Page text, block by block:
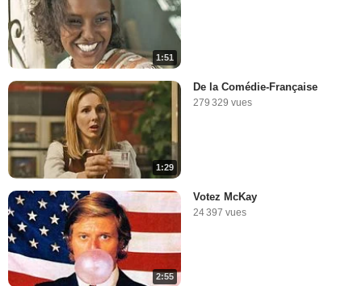
1:51
1:29
De la Comédie-Française
279 329 vues
2:55
Votez McKay
24 397 vues